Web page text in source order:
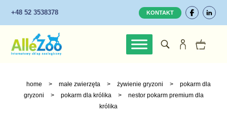
+48 52 3538378 KONTAKT
home > małe zwierzęta > żywienie gryzoni >
pokarm dla
gryzoni
> pokarm dla królika >
nestor pokarm premium dla
królika